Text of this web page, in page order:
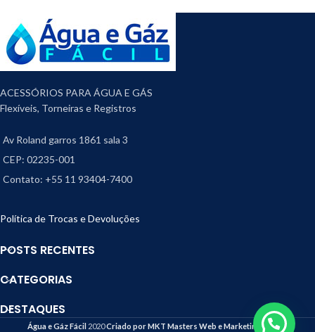
ACESSÓRIOS PARA ÁGUA E GÁS
Flexíveis, Torneiras e Registros
Av Roland garros 1861 sala 3
CEP: 02235-001
Contato: +55 11 93404-7400
Política de Trocas e Devoluções
POSTS RECENTES
CATEGORIAS
DESTAQUES
Água e Gáz Fácil 2020Criado por MKT Masters Web e Marketing Digital.